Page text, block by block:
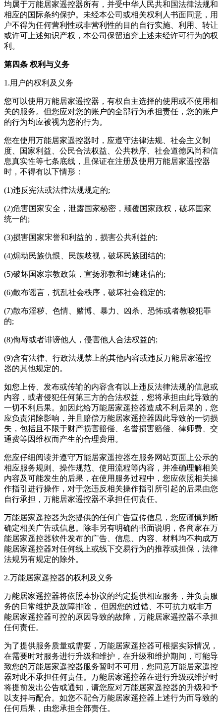
均属于万能居家遥控器所有，并受中华人民共和国法律法规和
相应的国际条约保护。未经本公司或相关权利人书面同意，用
户不得为任何营利性或非营利性的目的自行实施、利用、转让
或许可上述知识产权，本公司保留追究上述未经许可行为的权
利。
第四条 权利与义务
1.用户的权利及义务
您可以使用万能居家遥控器 ，有权自主选择的使用或不使用相
关的服务。但您应对您的账户的全部行为承担责任，您的账户
的行为均应被视为您的行为。
您在使用万能居家遥控器时，应遵守法律法规、社会主义制
度、国家利益、公民合法权益、公共秩序、社会道德风尚和信
息真实性等七条底线，且保证在注册及使用万能居家遥控器
时，不得有以下情形：
(1)违反宪法或法律法规规定的;
(2)危害国家安全，泄露国家秘密，颠覆国家政权，破坏囯家
统一的;
(3)损害国家宋誉和利益的，损害公共利益的;
(4)煽动民族仇恨、民族歧视，破坏民族团结的;
(5)破坏国家宗教政策，宣扬邪教和封建迷信的;
(6)散布谣言，扰乱社会秩序，破坏社会稳定的;
(7)散布淫秽、色情、赌博、暴力、凶杀、恐怖或者教唆犯罪
的;
(8)侮辱或者诽谤他人，侵害他人合法权益的;
(9)含有法律、行政法规禁上的其他内容或违反万能居家遥控
器的其他规定的。
如您上传、发布或传输的内容含有以上违反法律法规的信息或
内容，或者侵犯任何第三方的合法权益，您将承担由此导致的
一切不利后果。如因此给万能居家遥控器造成不利后果的，您
应负责消除影响，并且赔偿万能居家遥控器因此导致的一切损
失，包括且不限于财产损害赔偿、名誉损害赔偿、律师费、交
通费等因维权而产生的合理费用。
您应仔细阅读并遵守万能居家遥控器在服务网站页面上公示的
相应服务规则、操作规范、使用流程等内容，并准确理解相关
内容及可能发生的后果，在使用服务过程中，您应依照相关操
作指引进行操作，对于您违反相关操作指引所引起的后果由您
自行承担， 万能居家遥控器不承担任何责任。
万能居家遥控器为您提供的任何广告宣传信息，您应谨慎判断
确定相关广告或信息。除非另有明确的书面说明，各商家在万
能居家遥控器软件发布的广告、信息、内容、材料均不构成万
能居家遥控器对任何线上或线下交易行为的推荐或担保，法律
法规另有规定的除外。
2.万能居家遥控器的权利及义务
万能居家遥控器将依照本协议的约定提供相应服务，并负责服
务的日常维护及故障排除， 但因您的过错、不可抗力或非万
能居家遥控器可控的原因导致的故障， 万能居家遥控器不承担
任何责任。
为了提供服务质量或需要， 万能居家遥控器可根据实际情况，
在需要时对服务进行升级和维护，在升级和维护期间，可能导
致您的万能居家遥控器服务暂时不可用，您同意万能居家遥控
器对此不承担任何责任。 万能居家遥控器在进行升级或维护时
将提前发出公告或通知，请您应对万能居家遥控器的升级和予
以支持与配合。如您不配合万能居家遥控器 上述行为而导致的
任何后果，由您承担全部责任。